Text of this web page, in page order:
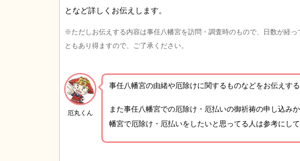
となど詳しくお伝えします。
※ただしお伝えする内容は事任八幡宮を訪問・調査時のもので、日数が経っ
ともあり得ますので、ご了承ください。
厄丸くん
事任八幡宮の由緒や厄除けに関するものなどをお伝えする
また事任八幡宮での厄除け・厄払いの御祈祷の申し込み
幡宮で厄除け・厄払いをしたいと思ってる人は参考にして